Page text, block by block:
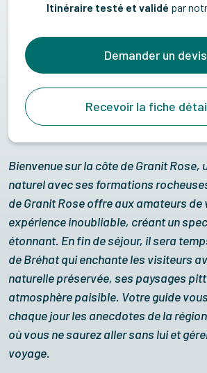
Bienvenue sur la côte de Granit
naturel avec ses formations
de Granit Rose offre aux amateurs de
expérience inoubliable, créant un
étonnant. En fin de séjour, il sera
de Bréhat qui enchante les visiteurs
naturelle préservée, ses paysages
atmosphère paisible. Votre guide
chaque jour les anecdotes de la
où vous ne saurez aller sans lui et
voyage.
Itinéraire testé et validé par
Demander un devis
Recevoir la fiche